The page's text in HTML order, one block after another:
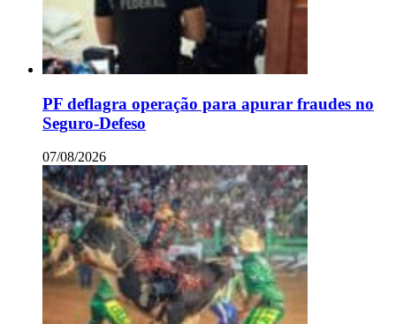
PF deflagra operação para apurar fraudes no
Seguro-Defeso
07/08/2026